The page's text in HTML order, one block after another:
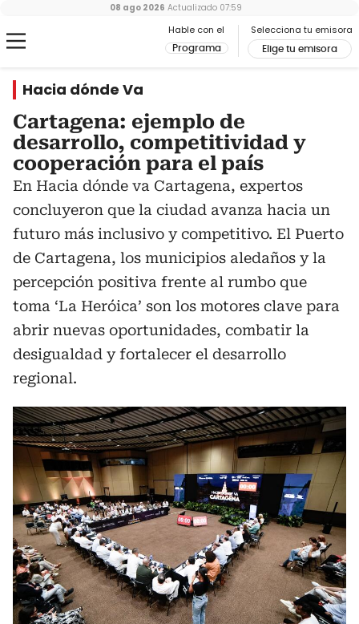
Hable con el
Programa
Selecciona tu emisora
Elige tu emisora
08 ago 2026 Actualizado 07:59
Hacia dónde Va
Cartagena: ejemplo de
desarrollo, competitividad y
cooperación para el país
En Hacia dónde va Cartagena, expertos
concluyeron que la ciudad avanza hacia un
futuro más inclusivo y competitivo. El Puerto
de Cartagena, los municipios aledaños y la
percepción positiva frente al rumbo que
toma ‘La Heróica’ son los motores clave para
abrir nuevas oportunidades, combatir la
desigualdad y fortalecer el desarrollo
regional.